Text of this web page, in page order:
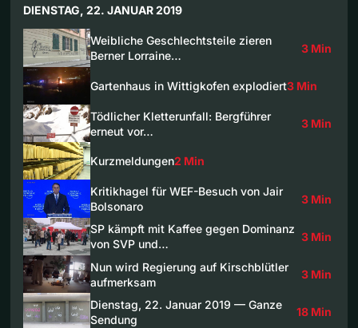
DIENSTAG, 22. JANUAR 2019
Weibliche Geschlechtsteile zieren
Berner Lorraine…
3 Min
Gartenhaus in Wittigkofen explodiert3 Min
Tödlicher Kletterunfall: Bergführer
erneut vor…
3 Min
Kurzmeldungen2 Min
Kritikhagel für WEF-Besuch von Jair
Bolsonaro
3 Min
SP kämpft mit Kaffee gegen Dominanz
von SVP und…
3 Min
Nun wird Regierung auf Kirschblütler
aufmerksam
3 Min
Dienstag, 22. Januar 2019 — Ganze
Sendung
18 Min